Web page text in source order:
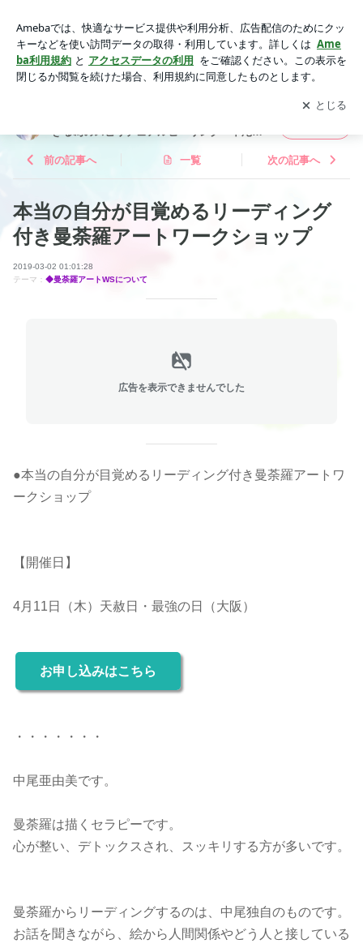
ョップ | 大阪富田林・アラフォーからの自分らしく生きる為の
スピリチュアルヒーリング『中尾亜由美』
アプリをダウンロードして ブログの更新通知
を受け取りまし
ょう。
開く
きる為のスピリチュアルヒーリング『中尾亜
前の記事へ 一覧 次の記事へ
本当の自分が目覚めるリーディング
付き曼荼羅アートワークショップ
2019-03-02 01:01:28
テーマ： ◆曼荼羅アートWSについて
広告を表示できませんでした
●本当の自分が目覚めるリーディング付き曼荼羅アートワ
ークショップ
【開催日】
4月11日（木）天赦日・最強の日（大阪）
お申し込みはこちら
・・・・・・・
中尾亜由美です。
曼荼羅は描くセラピーです。
心が整い、デトックスされ、スッキリする方が多いです。
曼荼羅からリーディングするのは、中尾独自のものです。
お話を聞きながら、絵から人間関係やどう人と接している